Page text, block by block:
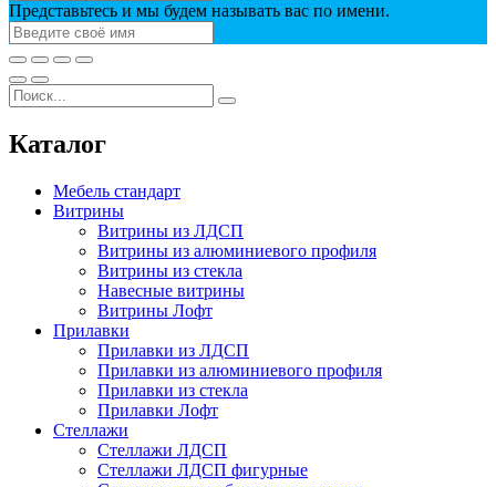
Представьтесь и мы будем называть вас по имени.
Каталог
Мебель стандарт
Витрины
Витрины из ЛДСП
Витрины из алюминиевого профиля
Витрины из стекла
Навесные витрины
Витрины Лофт
Прилавки
Прилавки из ЛДСП
Прилавки из алюминиевого профиля
Прилавки из стекла
Прилавки Лофт
Стеллажи
Стеллажи ЛДСП
Стеллажи ЛДСП фигурные